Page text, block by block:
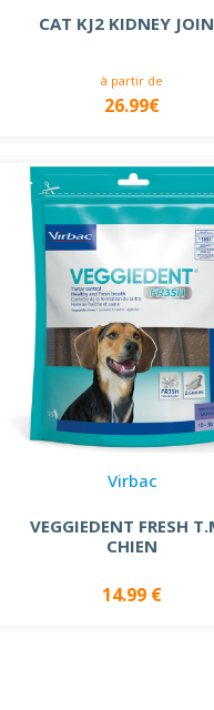
CAT KJ2 KIDNEY
à partir de
26.99€
Virbac
VEGGIEDENT FRESH
CHIEN
14.99 €